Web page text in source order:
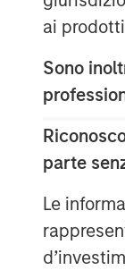
ai
Sono
parte
Le